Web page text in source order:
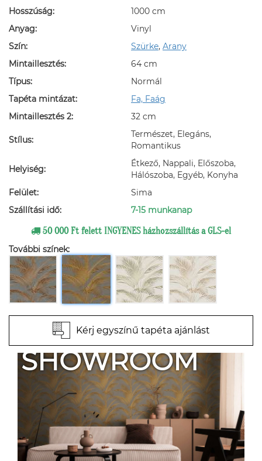
Hosszúság:
1000 cm
Anyag:
Vinyl
Szín:
Szürke, Arany
Mintaillesztés:
64 cm
Típus:
Normál
Tapéta mintázat:
Fa, Faág
Mintaillesztés 2:
32 cm
Stílus:
Természet, Elegáns,
Romantikus
Helyiség:
Étkező, Nappali, Előszoba,
Hálószoba, Egyéb, Konyha
Felület:
Sima
Szállítási idő:
7-15 munkanap
50 000 Ft felett INGYENES házhozszállítás a GLS-el
További színek:
Kérj egyszínű tapéta ajánlást
SHOWROOM